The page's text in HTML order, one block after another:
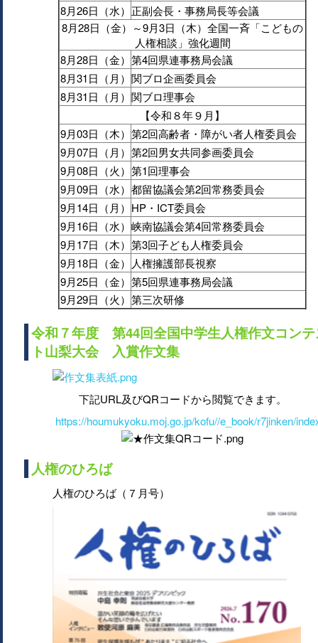
8月26日（水） 正副会長・事務局長等会議
8月28日（金）～9月3日（木）全国一斉「こどもの
人権相談」強化週間
8月28日（金） 第4回県連事務局会議
8月31日（月） 関ブロ企画委員会
8月31日（月） 関ブロ理事会
【令和８年９月】
9月03日（木） 第2回高齢者・障がい者人権委員会
9月07日（月） 第2回男女共同参画委員会
9月08日（火） 第1回理事会
9月09日（水） 都留協議会第2回常務委員会
9月14日（月） HP・ICT委員会
9月16日（水） 峡南協議会第4回常務委員会
9月17日（木） 第3回子ども人権委員会
9月18日（金）
人権擁護部長視察
9月25日（金） 第5回県連事務局会議
9月29日（火） 第三次研修
令和７年度 第44回全国中学生人権作文コン
ト山梨大会 入賞作文集
下記URL及びQRコードから閲覧できます。
https://houmukyoku.moj.go.jp/kofu//e_book/r7jinken/
人権のひろば
人権のひろば（７月号）